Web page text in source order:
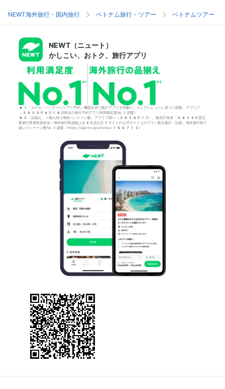
NEWT海外旅行・国内旅行 ベトナム旅行・ツアー ベトナムツアー
NEWT（ニュート）
かしこい、おトク、旅行アプリ
*1「ホテル・パッケージツアー予約」機能を持つ旅行アプリを対象に、ストアレビューに基づく調査。アプリブ
（2025年6月18日時点の旅行予約アプリ利用満足度No.1調査）
*2「品揃え」＝個人向け海外パッケージ数。アプリブ調べ（2026年1月）。観光庁発表「2024年度主
要旅行業者取扱状況」海外旅行取扱額上位4社含む計7サイトの公式サイト上のプラン数を集計・比較。海外旅行取り
扱いパッケージ数No.1調査：https://app-liv.jp/articles/155712/